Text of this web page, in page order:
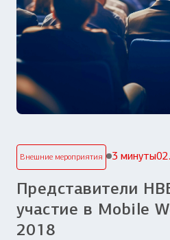
Внешние мероприятия 3 минуты
Представители
участие в Mobile
2018